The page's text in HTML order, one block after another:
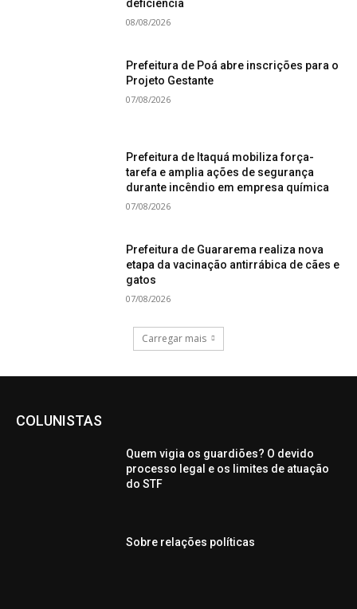
deficiência
08/08/2026
Prefeitura de Poá abre inscrições para o
Projeto Gestante
07/08/2026
Prefeitura de Itaquá mobiliza força-
tarefa e amplia ações de segurança
durante incêndio em empresa química
07/08/2026
Prefeitura de Guararema realiza nova
etapa da vacinação antirrábica de cães e
gatos
07/08/2026
Carregar mais
COLUNISTAS
Quem vigia os guardiões? O devido
processo legal e os limites de atuação
do STF
Sobre relações políticas